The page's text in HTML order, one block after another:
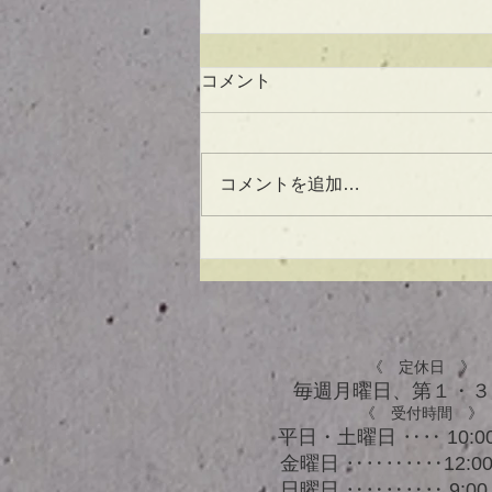
バスオイル★
コメント
コメントを追加…
《 定休日 》
毎週月曜日、​第１・
《 受付時間 》
平日・土曜日 ‥‥
金曜日